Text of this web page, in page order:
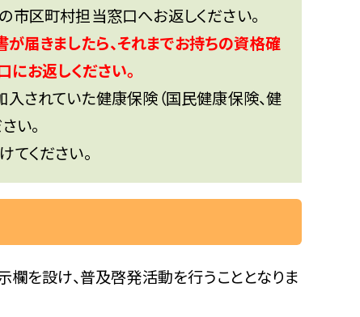
区町村担当窓口へお返しください。
届きましたら、それまでお持ちの資格確
お返しください。
されていた健康保険（国民健康保険、健
い。
ください。
を設け、普及啓発活動を行うこととなりま